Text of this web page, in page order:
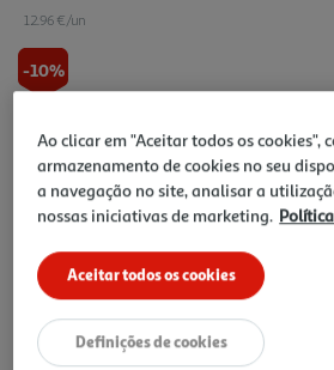
12.96 €/un
-10%
14,40 € PVP de editor
12,96 €
Notas de preparação
Ao clicar em "Aceitar todos os cookies",
armazenamento de cookies no seu
a navegação no site, analisar a
nossas iniciativas de marketing.
Aceitar todos os cookies
Definições de cookies